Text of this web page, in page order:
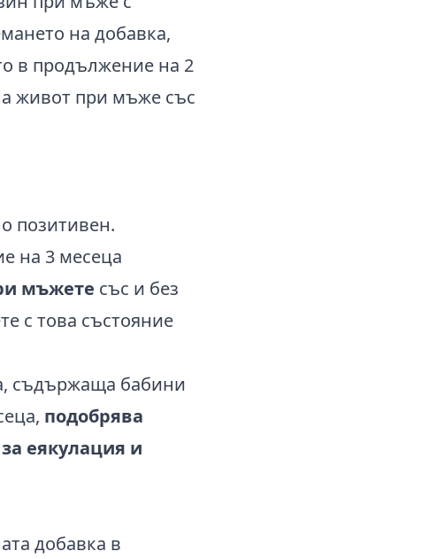
на добавка,
в продължение на 2
живот при мъже със
позитивен.
на 3 месеца
мъжете със и без
с това състояние
съдържаща бабини
подобрява
еякулация и
добавка в